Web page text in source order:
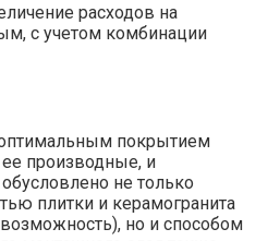
расходов на
с учетом комбинации
покрытием
ее производные, и
не только
плитки и керамогранита
но и способом